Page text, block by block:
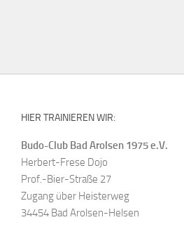
HIER TRAINIEREN WIR:
Budo-Club Bad Arolsen 1975 e.V.
Herbert-Frese Dojo
Prof.-Bier-Straße 27
Zugang über Heisterweg
34454 Bad Arolsen-Helsen